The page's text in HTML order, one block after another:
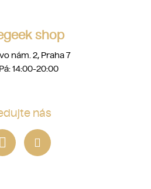
shop
nám. 2, Praha 7
14:00-20:00
nás